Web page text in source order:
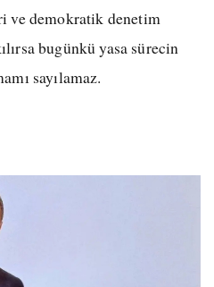
ve demokratik denetim
bugünkü yasa sürecin
sayılamaz.